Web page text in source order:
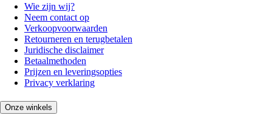
Wie zijn wij?
Neem contact op
Verkoopvoorwaarden
Retourneren en terugbetalen
Juridische disclaimer
Betaalmethoden
Prijzen en leveringsopties
Privacy verklaring
Onze winkels